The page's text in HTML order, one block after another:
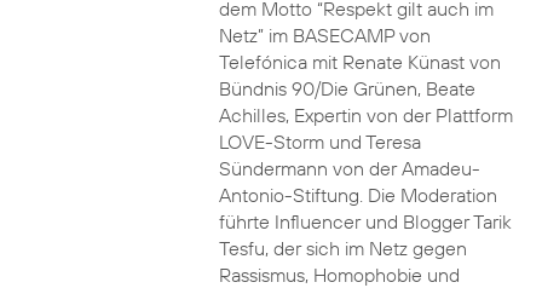
dem Motto “Respekt gilt auch im
Netz” im BASECAMP von
Telefónica mit Renate Künast von
Bündnis 90/Die Grünen, Beate
Achilles, Expertin von der Plattform
LOVE-Storm und Teresa
Sündermann von der Amadeu-
Antonio-Stiftung. Die Moderation
führte Influencer und Blogger Tarik
Tesfu, der sich im Netz gegen
Rassismus, Homophobie und